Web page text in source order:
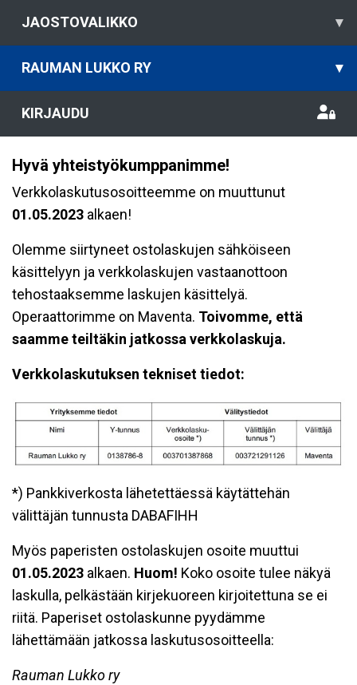
JAOSTOVALIKKO ▾
RAUMAN LUKKO RY ▾
KIRJAUDU
Hyvä yhteistyökumppanimme!
Verkkolaskutusosoitteemme on muuttunut
01.05.2023 alkaen!
Olemme siirtyneet ostolaskujen sähköiseen
käsittelyyn ja verkkolaskujen vastaanottoon
tehostaaksemme laskujen käsittelyä.
Operaattorimme on Maventa. Toivomme, että
saamme teiltäkin jatkossa verkkolaskuja.
Verkkolaskutuksen tekniset tiedot:
*) Pankkiverkosta lähetettäessä käytättehän
välittäjän tunnusta DABAFIHH
Myös paperisten ostolaskujen osoite muuttui
01.05.2023 alkaen. Huom! Koko osoite tulee näkyä
laskulla, pelkästään kirjekuoreen kirjoitettuna se ei
riitä. Paperiset ostolaskunne pyydämme
lähettämään jatkossa laskutusosoitteella:
Rauman Lukko ry